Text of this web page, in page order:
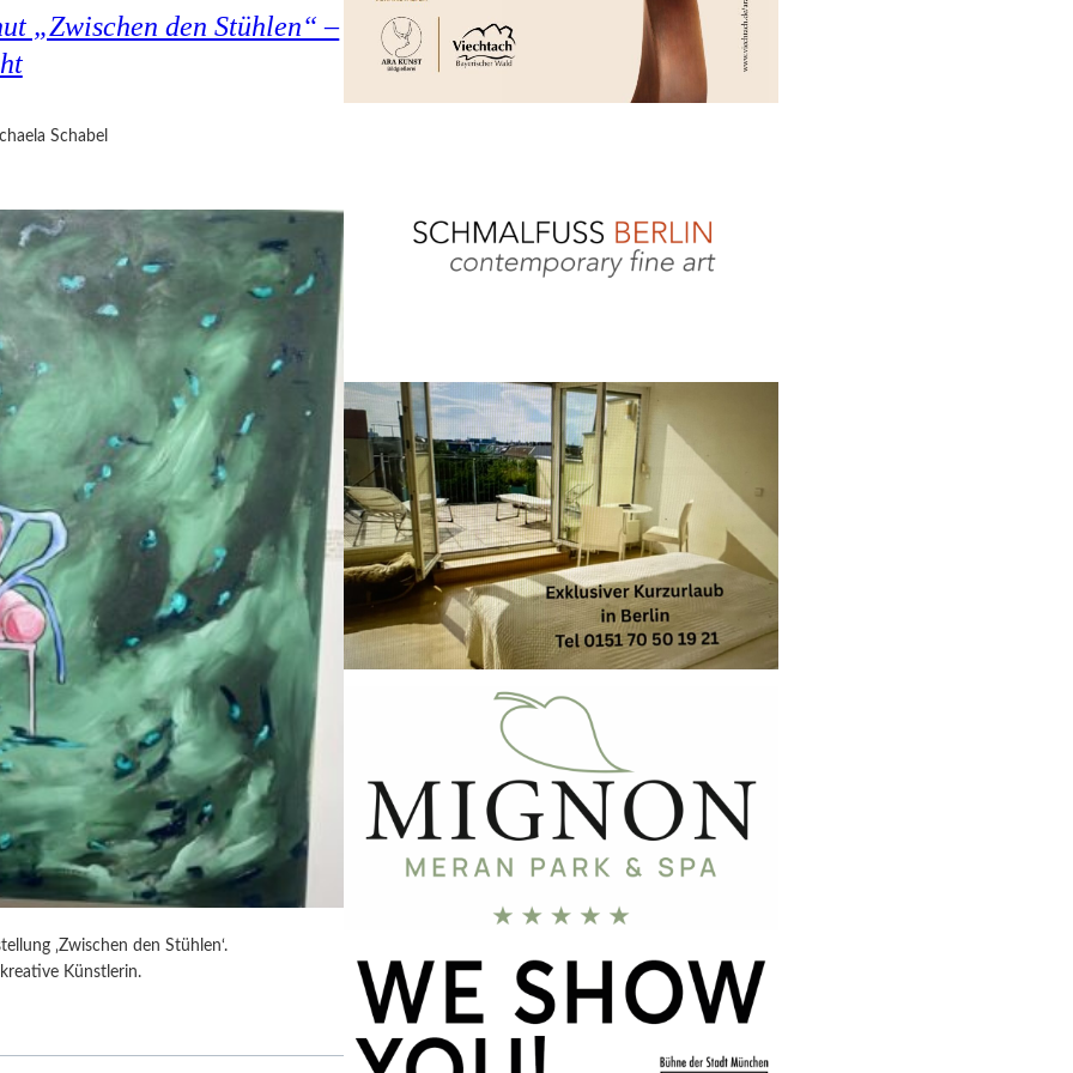
„Zwischen den Stühlen“ –
Schabel
‚Zwischen den Stühlen‘.
Künstlerin.